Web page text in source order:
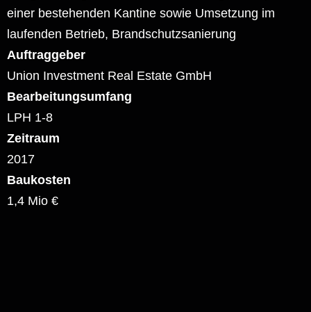
einer bestehenden Kantine sowie Umsetzung im
laufenden Betrieb, Brandschutzsanierung
Auftraggeber
Union Investment Real Estate GmbH
Bearbeitungsumfang
LPH 1-8
Zeitraum
2017
Baukosten
1,4 Mio €